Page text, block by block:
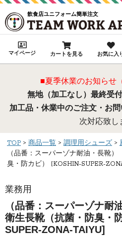
飲食店ユニフォーム簡単注文
マイページ カートを見る お気に入
■夏季休業のお知らせ
無地（加工なし）最終受付
加工品・休業中のご注文・お
次対応致し
TOP 商品一覧 調理用シューズ
（品番：スーパーゾナ耐油・長靴
臭・防カビ） [KOSHIN-SUPER-
業務用
（品番：スーパーゾナ耐
衛生長靴（抗菌・防臭・
SUPER-ZONA-TAIYU]